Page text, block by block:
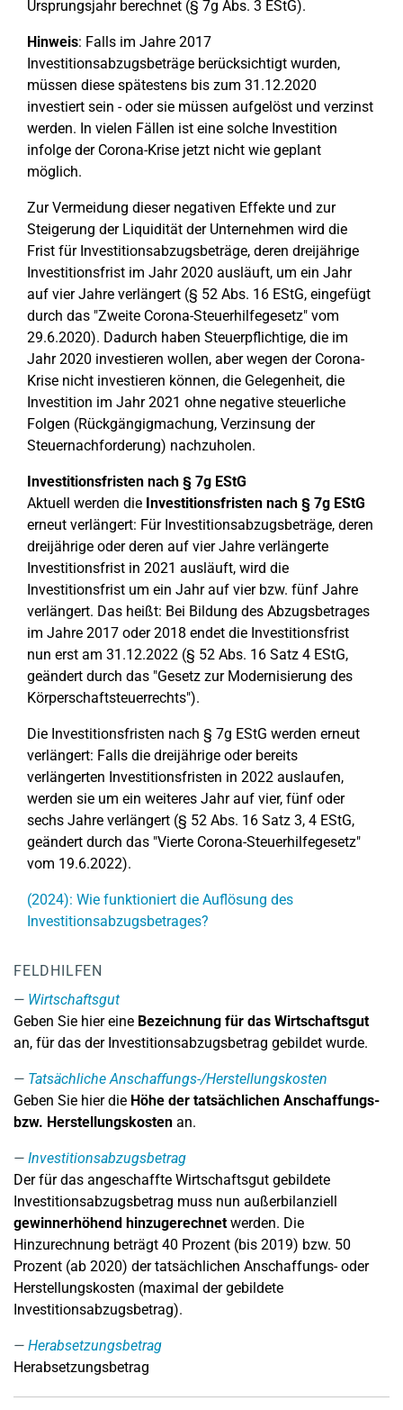
Ursprungsjahr berechnet (§ 7g Abs. 3 EStG).
Hinweis: Falls im Jahre 2017
Investitionsabzugsbeträge berücksichtigt wurden,
müssen diese spätestens bis zum 31.12.2020
investiert sein - oder sie müssen aufgelöst und verzinst
werden. In vielen Fällen ist eine solche Investition
infolge der Corona-Krise jetzt nicht wie geplant
möglich.
Zur Vermeidung dieser negativen Effekte und zur
Steigerung der Liquidität der Unternehmen wird die
Frist für Investitionsabzugsbeträge, deren dreijährige
Investitionsfrist im Jahr 2020 ausläuft, um ein Jahr
auf vier Jahre verlängert (§ 52 Abs. 16 EStG, eingefügt
durch das "Zweite Corona-Steuerhilfegesetz" vom
29.6.2020). Dadurch haben Steuerpflichtige, die im
Jahr 2020 investieren wollen, aber wegen der Corona-
Krise nicht investieren können, die Gelegenheit, die
Investition im Jahr 2021 ohne negative steuerliche
Folgen (Rückgängigmachung, Verzinsung der
Steuernachforderung) nachzuholen.
Investitionsfristen nach § 7g EStG
Aktuell werden die Investitionsfristen nach § 7g EStG
erneut verlängert: Für Investitionsabzugsbeträge, deren
dreijährige oder deren auf vier Jahre verlängerte
Investitionsfrist in 2021 ausläuft, wird die
Investitionsfrist um ein Jahr auf vier bzw. fünf Jahre
verlängert. Das heißt: Bei Bildung des Abzugsbetrages
im Jahre 2017 oder 2018 endet die Investitionsfrist
nun erst am 31.12.2022 (§ 52 Abs. 16 Satz 4 EStG,
geändert durch das "Gesetz zur Modernisierung des
Körperschaftsteuerrechts").
Die Investitionsfristen nach § 7g EStG werden erneut
verlängert: Falls die dreijährige oder bereits
verlängerten Investitionsfristen in 2022 auslaufen,
werden sie um ein weiteres Jahr auf vier, fünf oder
sechs Jahre verlängert (§ 52 Abs. 16 Satz 3, 4 EStG,
geändert durch das "Vierte Corona-Steuerhilfegesetz"
vom 19.6.2022).
(2024): Wie funktioniert die Auflösung des
Investitionsabzugsbetrages?
FELDHILFEN
Wirtschaftsgut
Geben Sie hier eine Bezeichnung für das Wirtschaftsgut
an, für das der Investitionsabzugsbetrag gebildet wurde.
Tatsächliche Anschaffungs-/Herstellungskosten
Geben Sie hier die Höhe der tatsächlichen Anschaffungs-
bzw. Herstellungskosten an.
Investitionsabzugsbetrag
Der für das angeschaffte Wirtschaftsgut gebildete
Investitionsabzugsbetrag muss nun außerbilanziell
gewinnerhöhend hinzugerechnetwerden. Die
Hinzurechnung beträgt 40 Prozent (bis 2019) bzw. 50
Prozent (ab 2020) der tatsächlichen Anschaffungs- oder
Herstellungskosten (maximal der gebildete
Investitionsabzugsbetrag).
Herabsetzungsbetrag
Herabsetzungsbetrag